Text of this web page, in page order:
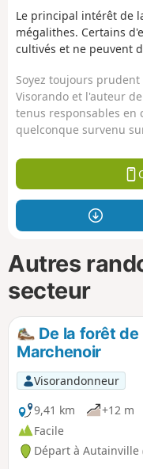
Le principal intérêt de
mégalithes. Certains
cultivés et ne peuvent
Soyez toujours
Visorando et l'auteur
tenus responsables en
quelconque survenu
Autres
secteur
De la forêt
Marchenoir
Visorandonneur
9,41 km
+12 m
Facile
Départ à Autainville